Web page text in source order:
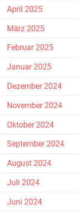
April 2025
März 2025
Februar 2025
Januar 2025
Dezember 2024
November 2024
Oktober 2024
September 2024
August 2024
Juli 2024
Juni 2024